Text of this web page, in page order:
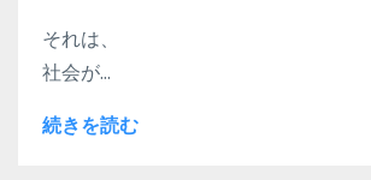
それは、
社会が...
続きを読む